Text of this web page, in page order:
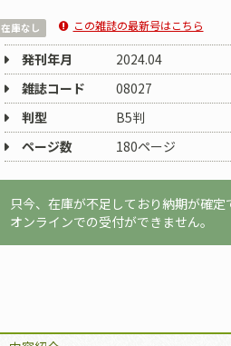
在庫なし この雑誌の最新号はこちら
発刊年月
2024.04
雑誌コード
08027
判型
B5判
ページ数
180ページ
只今、在庫が不足しており納期が確定
オンラインでの受付ができません。